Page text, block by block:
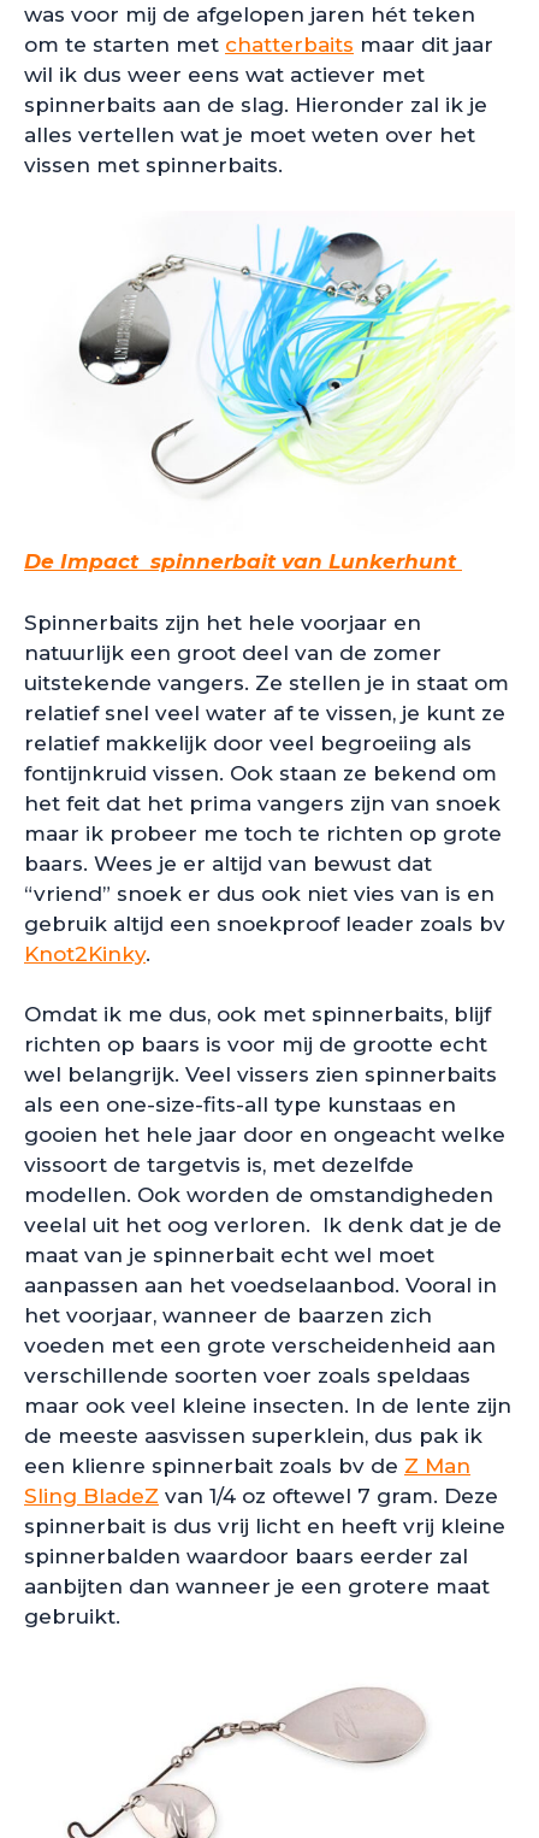
was voor mij de afgelopen jaren hét teken
om te starten met chatterbaits maar dit jaar
wil ik dus weer eens wat actiever met
spinnerbaits aan de slag. Hieronder zal ik je
alles vertellen wat je moet weten over het
vissen met spinnerbaits.
De Impact spinnerbait van Lunkerhunt
Spinnerbaits zijn het hele voorjaar en
natuurlijk een groot deel van de zomer
uitstekende vangers. Ze stellen je in staat om
relatief snel veel water af te vissen, je kunt ze
relatief makkelijk door veel begroeiing als
fontijnkruid vissen. Ook staan ze bekend om
het feit dat het prima vangers zijn van snoek
maar ik probeer me toch te richten op grote
baars. Wees je er altijd van bewust dat
“vriend” snoek er dus ook niet vies van is en
gebruik altijd een snoekproof leader zoals bv
Knot2Kinky.
Omdat ik me dus, ook met spinnerbaits, blijf
richten op baars is voor mij de grootte echt
wel belangrijk. Veel vissers zien spinnerbaits
als een one-size-fits-all type kunstaas en
gooien het hele jaar door en ongeacht welke
vissoort de targetvis is, met dezelfde
modellen. Ook worden de omstandigheden
veelal uit het oog verloren. Ik denk dat je de
maat van je spinnerbait echt wel moet
aanpassen aan het voedselaanbod. Vooral in
het voorjaar, wanneer de baarzen zich
voeden met een grote verscheidenheid aan
verschillende soorten voer zoals speldaas
maar ook veel kleine insecten. In de lente zijn
de meeste aasvissen superklein, dus pak ik
een klienre spinnerbait zoals bv de Z Man
Sling BladeZ van 1/4 oz oftewel 7 gram. Deze
spinnerbait is dus vrij licht en heeft vrij kleine
spinnerbalden waardoor baars eerder zal
aanbijten dan wanneer je een grotere maat
gebruikt.